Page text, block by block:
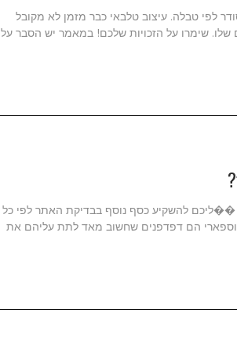
לפי טבלה. עיצוב טלבאי כבר מזמן לא מקובל
שלו. שימרו על הזכויות שלכם! במאמר יש הסבר על
��ליכם להשקיע כסף נוסף בבדיקת האתר לפי כל
וספארי הם דפדפנים שחשוב מאד לתת עליהם את